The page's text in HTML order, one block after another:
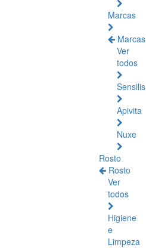
Marcas
Marcas
Ver
todos
Sensilis
Apivita
Nuxe
Rosto
Rosto
Ver
todos
Higiene
e
Limpeza